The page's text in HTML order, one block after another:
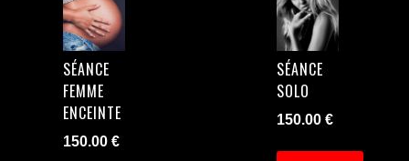
SÉANCE
FEMME
ENCEINTE
150.00 €
SÉANCE
SOLO
150.00 €